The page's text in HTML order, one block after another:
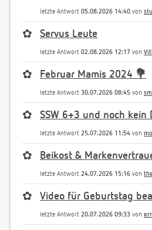
letzte Antwort 05.08.2026 14:40 von
✿ Servus Leute
letzte Antwort 02.08.2026 12:17 von
✿ Februar Mamis 2024 💐
letzte Antwort 30.07.2026 08:45 von
✿ SSW 6+3 und noch kein
letzte Antwort 25.07.2026 11:54 von
✿ Beikost &
letzte Antwort 24.07.2026 15:16 von
✿ Video für Geburtstag
letzte Antwort 20.07.2026 09:33 von